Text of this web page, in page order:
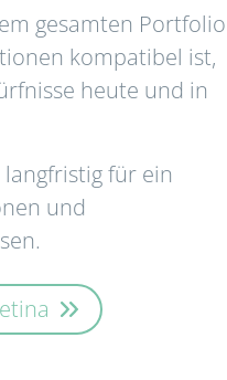
gesamten Portfolio
kompatibel ist,
heute und in
für ein
und